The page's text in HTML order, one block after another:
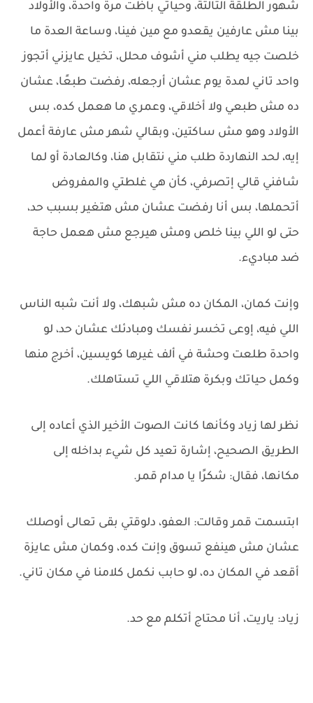
شهور الطلقة التالتة، وحياتي باظت مرة واحدة، والأولاد
بينا مش عارفين يقعدو مع مين فينا، وساعة العدة ما
خلصت جيه يطلب مني أشوف محلل، تخيل عايزني أتجوز
واحد تاني لمدة يوم عشان أرجعله، رفضت طبعًا، عشان
ده مش طبعي ولا أخلاقي، وعمري ما هعمل كده، بس
الأولاد وهو مش ساكتين، وبقالي شهر مش عارفة أعمل
إيه، لحد النهاردة طلب مني نتقابل هنا، وكالعادة أو لما
شافني قالي إتصرفي، كأن هي غلطتي والمفروض
أتحملها، بس أنا رفضت عشان مش هتغير بسبب حد،
حتى لو اللي بينا خلص ومش هيرجع مش هعمل حاجة
ضد مباديء.
وإنت كمان، المكان ده مش شبهك، ولا أنت شبه الناس
اللي فيه، إوعى تخسر نفسك ومبادئك عشان حد، لو
واحدة طلعت وحشة في ألف غيرها كويسين، أخرج منها
وكمل حياتك وبكرة هتلاقي اللي تستاهلك.
نظر لها زياد وكأنها كانت الصوت الأخير الذي أعاده إلى
الطريق الصحيح، إشارة تعيد كل شيء بداخله إلى
مكانها، فقال: شكرًا يا مدام قمر.
ابتسمت قمر وقالت: العفو، دلوقتي بقى تعالى أوصلك
عشان مش هينفع تسوق وإنت كده، وكمان مش عايزة
أقعد في المكان ده، لو حابب نكمل كلامنا في مكان تاني.
زياد: ياريت، أنا محتاج أتكلم مع حد.